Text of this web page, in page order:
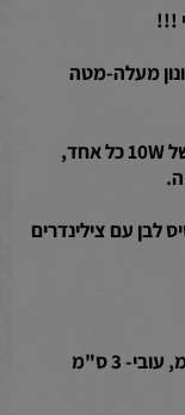
!!!
מעלה-מטה
סיגמא קיר כפול מורכב מ-2 ספוטים חזקים של 10W כל אחד,
לבן עם צילינדרים